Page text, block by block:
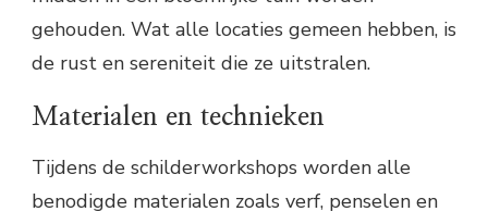
gehouden. Wat alle locaties gemeen hebben, is
de rust en sereniteit die ze uitstralen.
Materialen en technieken
Tijdens de schilderworkshops worden alle
benodigde materialen zoals verf, penselen en